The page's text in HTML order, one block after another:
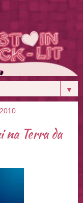
▼
na Terra da